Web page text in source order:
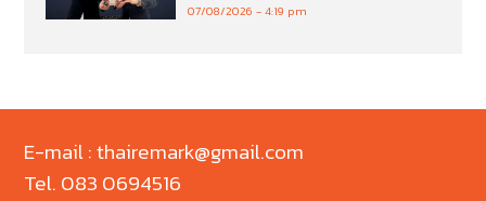
07/08/2026 4:19 pm
E-mail : thairemark@gmail.com
Tel. 083 0694516